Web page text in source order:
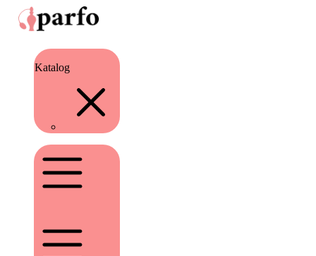
Katalog